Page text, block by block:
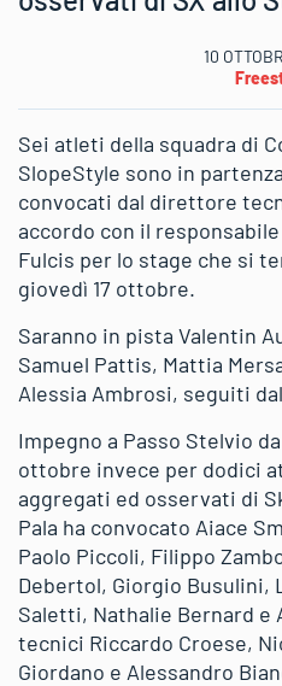
10
Sei atleti della squadra di
SlopeStyle sono in
convocati dal direttore
accordo con il
Fulcis per lo stage che si
giovedì 17 ottobre.
Saranno in pista Valentin
Samuel Pattis, Mattia
Alessia Ambrosi, seguiti
Impegno a Passo Stelvio
ottobre invece per dodici
aggregati ed osservati di
Pala ha convocato Aiace
Paolo Piccoli, Filippo
Debertol, Giorgio Busulini,
Saletti, Nathalie Bernard e
tecnici Riccardo Croese,
Giordano e Alessandro